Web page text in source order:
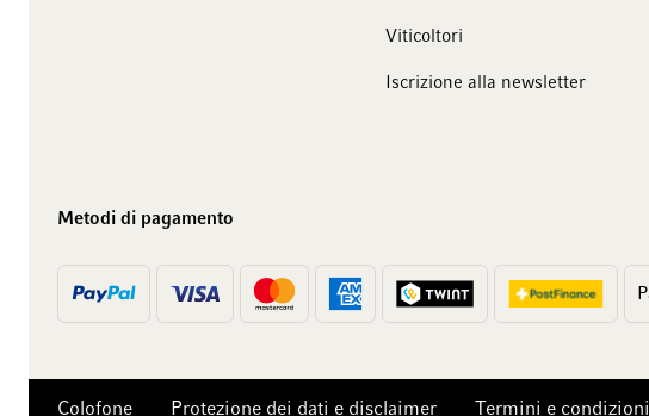
Viticoltori
Iscrizione alla newsletter
Metodi di pagamento
Colofone Protezione dei dati e disclaimer Termini e condizioni